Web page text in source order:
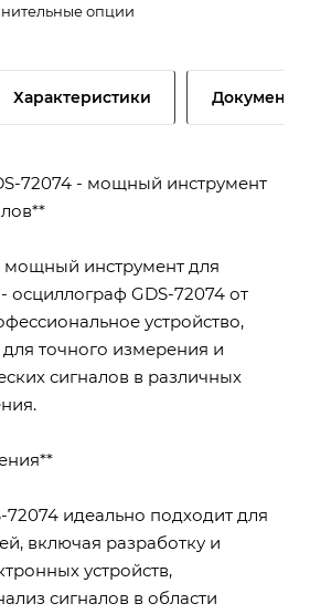
опции
Характеристики Документы
72074 - мощный инструмент
мощный инструмент для
осциллограф GDS-72074 от
устройство,
точного измерения и
сигналов в различных
идеально подходит для
включая разработку и
устройств,
сигналов в области